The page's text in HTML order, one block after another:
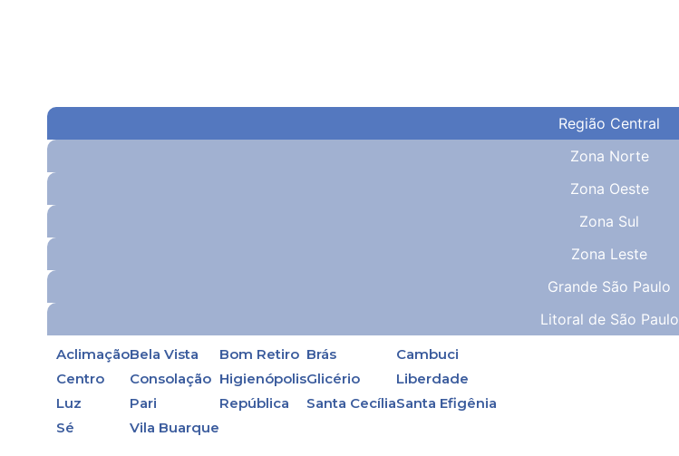
Região Central
Zona Norte
Zona Oeste
Zona Sul
Zona Leste
Grande São Paulo
Litoral de São Paulo
Aclimação
Centro
Luz
Sé
Bela Vista
Consolação
Pari
Vila Buarque
Bom Retiro
Higienópolis
República
Brás
Glicério
Santa Cecília
Cambuci
Liberdade
Santa Efigênia